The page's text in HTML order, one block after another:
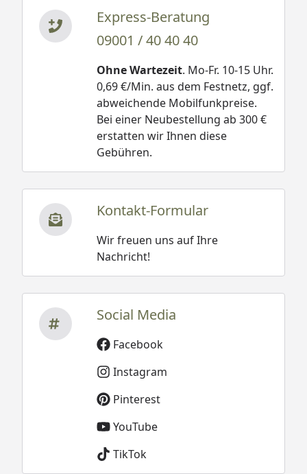
Express-Beratung
09001 / 40 40 40
Ohne Wartezeit. Mo-Fr. 10-15 Uhr.
0,69 €/Min. aus dem Festnetz, ggf.
abweichende Mobilfunkpreise.
Bei einer Neubestellung ab 300 €
erstatten wir Ihnen diese
Gebühren.
Kontakt-Formular
Wir freuen uns auf Ihre
Nachricht!
Social Media
Facebook
Instagram
Pinterest
YouTube
TikTok